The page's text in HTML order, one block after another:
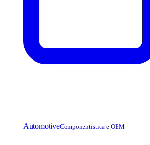
AutomotiveComponentistica e OEM